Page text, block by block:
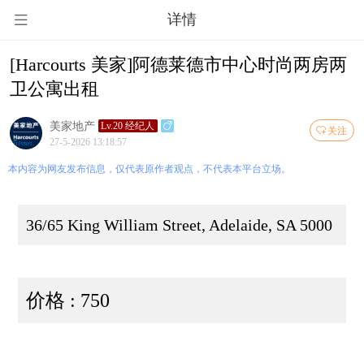
详情
[Harcourts 美家]阿德莱德市中心时尚两房两
卫公寓出租
关注
美家地产 Lv.20 经纪人
27-5-2026 13:18:57
本内容为网友发布信息，仅代表原作者观点，不代表本平台立场。
36/65 King William Street, Adelaide, SA 5000
价格 : 750